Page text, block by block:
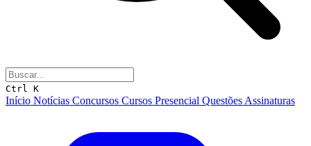
Ctrl K
Início Notícias Concursos Cursos Presencial Questões Assinaturas